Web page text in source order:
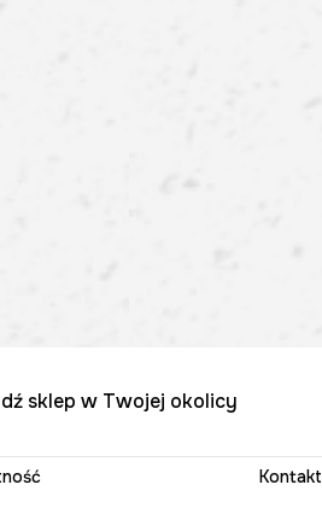
sklep w Twojej okolicy
Kontakt